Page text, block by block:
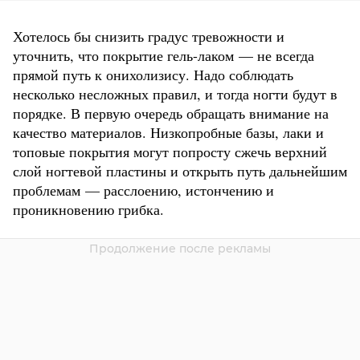
Хотелось бы снизить градус тревожности и
уточнить, что покрытие гель-лаком — не всегда
прямой путь к онихолизису. Надо соблюдать
несколько несложных правил, и тогда ногти будут в
порядке. В первую очередь обращать внимание на
качество материалов. Низкопробные базы, лаки и
топовые покрытия могут попросту сжечь верхний
слой ногтевой пластины и открыть путь дальнейшим
проблемам — расслоению, истончению и
проникновению грибка.